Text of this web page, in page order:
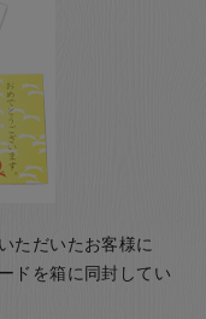
ただいたお客様に
ドを箱に同封してい